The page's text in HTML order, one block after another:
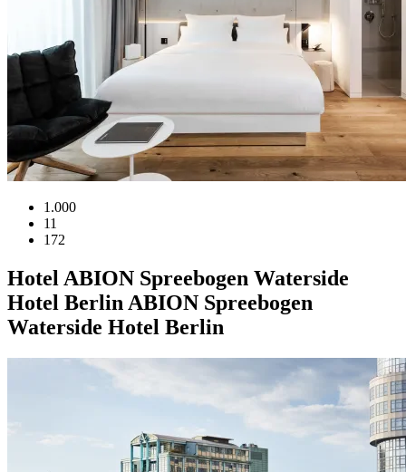
1.000
11
172
HotelABION Spreebogen Waterside
Hotel BerlinABION Spreebogen
Waterside Hotel Berlin